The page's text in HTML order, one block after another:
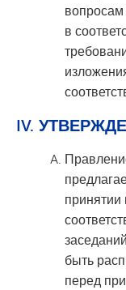
в
IV.
быть
перед